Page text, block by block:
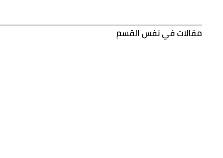
مقالات في نفس القسم